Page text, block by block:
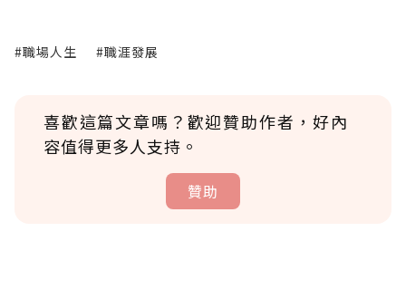
#職場人生 #職涯發展
喜歡這篇文章嗎？歡迎贊助作者，好內
容值得更多人支持。
贊助